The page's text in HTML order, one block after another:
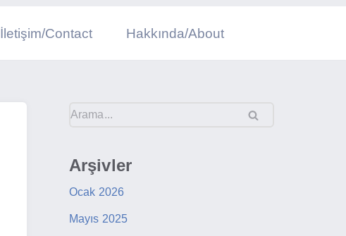
İletişim/Contact Hakkında/About
Arşivler
Ocak 2026
Mayıs 2025